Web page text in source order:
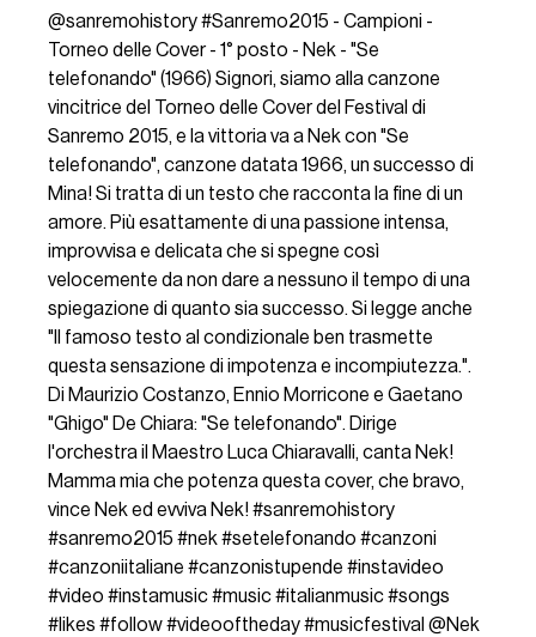
@sanremohistory#Sanremo2015 - Campioni -
Torneo delle Cover - 1° posto - Nek - "Se
telefonando" (1966) Signori, siamo alla canzone
vincitrice del Torneo delle Cover del Festival di
Sanremo 2015, e la vittoria va a Nek con "Se
telefonando", canzone datata 1966, un successo di
Mina! Si tratta di un testo che racconta la fine di un
amore. Più esattamente di una passione intensa,
improvvisa e delicata che si spegne così
velocemente da non dare a nessuno il tempo di una
spiegazione di quanto sia successo. Si legge anche
"Il famoso testo al condizionale ben trasmette
questa sensazione di impotenza e incompiutezza.".
Di Maurizio Costanzo, Ennio Morricone e Gaetano
"Ghigo" De Chiara: "Se telefonando". Dirige
l'orchestra il Maestro Luca Chiaravalli, canta Nek!
Mamma mia che potenza questa cover, che bravo,
vince Nek ed evviva Nek! #sanremohistory
#sanremo2015 #nek #setelefonando #canzoni
#canzoniitaliane #canzonistupende #instavideo
#video #instamusic#music#italianmusic#songs
#likes #follow#videooftheday#musicfestival @Nek